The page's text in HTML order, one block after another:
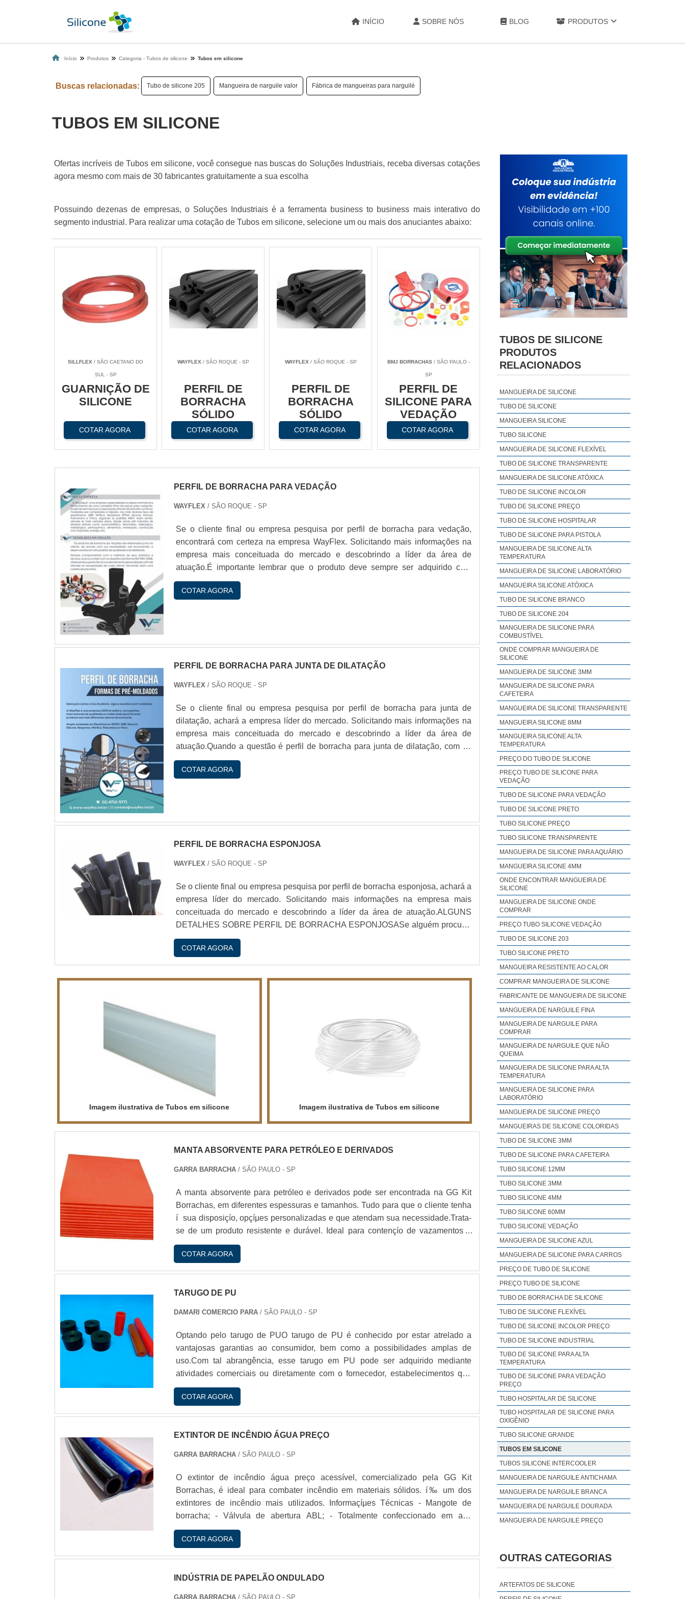
INÍCIO SOBRE NÓS BLOG PRODUTOS
Início Produtos Categoria - Tubos de silicone Tubos em silicone
Buscas relacionadas: Tubo de silicone 205 Mangueira de narguile valor Fábrica de mangueiras para narguilé
TUBOS EM SILICONE
Ofertas incríveis de Tubos em silicone, você consegue nas buscas do Soluções Industriais, receba diversas cotações
agora mesmo com mais de 30 fabricantes gratuitamente a sua escolha
Possuindo dezenas de empresas, o Soluções Industriais é a ferramenta business to business mais interativo do
segmento industrial. Para realizar uma cotação de Tubos em silicone, selecione um ou mais dos anuciantes abaixo:
SILLFLEX / SÃO CAETANO DO
SUL - SP
GUARNIÇÃO DE
SILICONE
COTAR AGORA
WAYFLEX/ SÃO ROQUE - SP
PERFIL DE
BORRACHA
SÓLIDO
COTAR AGORA
WAYFLEX/ SÃO ROQUE - SP
PERFIL DE
BORRACHA
SÓLIDO
COTAR AGORA
BMJ BORRACHAS/ SÃO PAULO -
SP
PERFIL DE
SILICONE PARA
VEDAÇÃO
COTAR AGORA
PERFIL DE BORRACHA PARA VEDAÇÃO
WAYFLEX / SÃO ROQUE - SP
Se o cliente final ou empresa pesquisa por perfil de borracha para vedação,
encontrará com certeza na empresa WayFlex. Solicitando mais informações na
empresa mais conceituada do mercado e descobrindo a líder da área de
atuação.É importante lembrar que o produto deve sempre ser adquirido com
empresas especializadas no segmento. Esse tipo de cuidado ajuda a garantir a
qualidade e durabilidade dos materiais, além de evitar prejuízos com s...
COTAR AGORA
PERFIL DE BORRACHA PARA JUNTA DE DILATAÇÃO
WAYFLEX / SÃO ROQUE - SP
Se o cliente final ou empresa pesquisa por perfil de borracha para junta de
dilatação, achará a empresa líder do mercado. Solicitando mais informações na
empresa mais conceituada do mercado e descobrindo a líder da área de
atuação.Quando a questão é perfil de borracha para junta de dilatação, com os
colaboradores da WayFlex conseguirá assertividade com alto padrão e
durabilidade.IMPORTANTES DE PERFIL DE BORRACHA PARA JUNTA DE
COTAR AGORA
PERFIL DE BORRACHA ESPONJOSA
WAYFLEX / SÃO ROQUE - SP
Se o cliente final ou empresa pesquisa por perfil de borracha esponjosa, achará a
empresa líder do mercado. Solicitando mais informações na empresa mais
conceituada do mercado e descobrindo a líder da área de atuação.ALGUNS
DETALHES SOBRE PERFIL DE BORRACHA ESPONJOSASe alguém procurar
por perfil de borracha em uma empresa altamente qualificada, vai até o site da
WayFlex. Uma empresa com alto know-how em perfis de borracha e lençóis de
b...
COTAR AGORA
Imagem ilustrativa de Tubos em silicone Imagem ilustrativa de Tubos em silicone
MANTA ABSORVENTE PARA PETRÓLEO E DERIVADOS
GARRA BARRACHA/ SÃO PAULO - SP
A manta absorvente para petróleo e derivados pode ser encontrada na GG Kit
Borrachas, em diferentes espessuras e tamanhos. Tudo para que o cliente tenha
í sua disposiçío, opçíµes personalizadas e que atendam sua necessidade.Trata-
se de um produto resistente e durável. Ideal para contençío de vazamentos e
derramamentos em indústrias. - Além da aplicaçío em: - Petróleo; - Diesel; -
Gasolina.Pode ser utilizado em demais lí­quidos industriais. Benefí­cios Com alta
capacidade de absorver.
COTAR AGORA
TARUGO DE PU
DAMARI COMERCIO PARA/ SÃO PAULO - SP
Optando pelo tarugo de PUO tarugo de PU é conhecido por estar atrelado a
vantajosas garantias ao consumidor, bem como a possibilidades amplas de
uso.Com tal abrangência, esse tarugo em PU pode ser adquirido mediante
atividades comerciais ou diretamente com o fornecedor, estabelecimentos que
possibilitam a adaptaçío do material de acordo com a necessidade e se
preocupam em apresentar as melhores características ao requisitante.Benefícios
notáveisA fim de viabilizar tais usos, o tarugo de PU deve.
COTAR AGORA
EXTINTOR DE INCÊNDIO ÁGUA PREÇO
GARRA BARRACHA/ SÃO PAULO - SP
O extintor de incêndio água preço acessí­vel, comercializado pela GG Kit
Borrachas, é ideal para combater incêndio em materiais sólidos. í‰ um dos
extintores de incêndio mais utilizados. Informaçíµes Técnicas - Mangote de
borracha; - Válvula de abertura ABL; - Totalmente confeccionado em aço
carbono.A pintura de cor vermelha do extintor de incêndio, é realizada por
processo eletrostático com rótulo adesivo em vinil transparente. Benefí­cios
Adquirindo o extintor de incêndio águ.
COTAR AGORA
INDÚSTRIA DE PAPELÃO ONDULADO
GARRA BARRACHA/ SÃO PAULO - SP
TUBOS DE SILICONE
PRODUTOS
RELACIONADOS
MANGUEIRA DE SILICONE
TUBO DE SILICONE
MANGUEIRA SILICONE
TUBO SILICONE
MANGUEIRA DE SILICONE FLEXÍVEL
TUBO DE SILICONE TRANSPARENTE
MANGUEIRA DE SILICONE ATÓXICA
TUBO DE SILICONE INCOLOR
TUBO DE SILICONE PREÇO
TUBO DE SILICONE HOSPITALAR
TUBO DE SILICONE PARA PISTOLA
MANGUEIRA DE SILICONE ALTA
TEMPERATURA
MANGUEIRA DE SILICONE LABORATÓRIO
MANGUEIRA SILICONE ATÓXICA
TUBO DE SILICONE BRANCO
TUBO DE SILICONE 204
MANGUEIRA DE SILICONE PARA
COMBUSTÍVEL
ONDE COMPRAR MANGUEIRA DE
SILICONE
MANGUEIRA DE SILICONE 3MM
MANGUEIRA DE SILICONE PARA
CAFETEIRA
MANGUEIRA DE SILICONE TRANSPARENTE
MANGUEIRA SILICONE 8MM
MANGUEIRA SILICONE ALTA
TEMPERATURA
PREÇO DO TUBO DE SILICONE
PREÇO TUBO DE SILICONE PARA
VEDAÇÃO
TUBO DE SILICONE PARA VEDAÇÃO
TUBO DE SILICONE PRETO
TUBO SILICONE PREÇO
TUBO SILICONE TRANSPARENTE
MANGUEIRA DE SILICONE PARA AQUÁRIO
MANGUEIRA SILICONE 4MM
ONDE ENCONTRAR MANGUEIRA DE
SILICONE
MANGUEIRA DE SILICONE ONDE
COMPRAR
PREÇO TUBO SILICONE VEDAÇÃO
TUBO DE SILICONE 203
TUBO SILICONE PRETO
MANGUEIRA RESISTENTE AO CALOR
COMPRAR MANGUEIRA DE SILICONE
FABRICANTE DE MANGUEIRA DE SILICONE
MANGUEIRA DE NARGUILE FINA
MANGUEIRA DE NARGUILE PARA
COMPRAR
MANGUEIRA DE NARGUILE QUE NÃO
QUEIMA
MANGUEIRA DE SILICONE PARA ALTA
TEMPERATURA
MANGUEIRA DE SILICONE PARA
LABORATÓRIO
MANGUEIRA DE SILICONE PREÇO
MANGUEIRAS DE SILICONE COLORIDAS
TUBO DE SILICONE 3MM
TUBO DE SILICONE PARA CAFETEIRA
TUBO SILICONE 12MM
TUBO SILICONE 3MM
TUBO SILICONE 4MM
TUBO SILICONE 60MM
TUBO SILICONE VEDAÇÃO
MANGUEIRA DE SILICONE AZUL
MANGUEIRA DE SILICONE PARA CARROS
PREÇO DE TUBO DE SILICONE
PREÇO TUBO DE SILICONE
TUBO DE BORRACHA DE SILICONE
TUBO DE SILICONE FLEXÍVEL
TUBO DE SILICONE INCOLOR PREÇO
TUBO DE SILICONE INDUSTRIAL
TUBO DE SILICONE PARA ALTA
TEMPERATURA
TUBO DE SILICONE PARA VEDAÇÃO
PREÇO
TUBO HOSPITALAR DE SILICONE
TUBO HOSPITALAR DE SILICONE PARA
OXIGÊNIO
TUBO SILICONE GRANDE
TUBOS EM SILICONE
TUBOS SILICONE INTERCOOLER
MANGUEIRA DE NARGUILE ANTICHAMA
MANGUEIRA DE NARGUILE BRANCA
MANGUEIRA DE NARGUILE DOURADA
MANGUEIRA DE NARGUILE PREÇO
MANGUEIRA DE NARGUILE VALOR
MANGUEIRA PARA NARGUILE
OUTRAS CATEGORIAS
ARTEFATOS DE SILICONE